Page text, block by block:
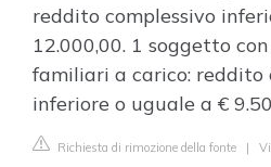
reddito complessivo
12.000,00. 1 soggetto
familiari a carico: reddito
inferiore o uguale a €
Richiesta di rimozione della fonte |